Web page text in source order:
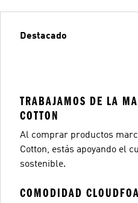
Destacado
TRABAJAMOS DE LA
COTTON
Al comprar productos
Cotton, estás apoyando el
sostenible.
COMODIDAD